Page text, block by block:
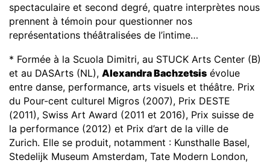
spectaculaire et second degré, quatre interprètes nous
prennent à témoin pour questionner nos
représentations théâtralisées de l’intime…
* Formée à la Scuola Dimitri, au STUCK Arts Center (B)
et au DASArts (NL), Alexandra Bachzetsis évolue
entre danse, performance, arts visuels et théâtre. Prix
du Pour-cent culturel Migros (2007), Prix DESTE
(2011), Swiss Art Award (2011 et 2016), Prix suisse de
la performance (2012) et Prix d’art de la ville de
Zurich. Elle se produit, notamment : Kunsthalle Basel,
Stedelijk Museum Amsterdam, Tate Modern London,